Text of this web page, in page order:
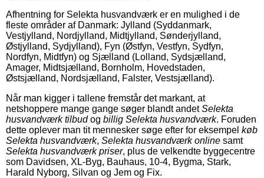
Afhentning for Selekta husvandværk er en mulighed i de
fleste områder af Danmark: Jylland (Syddanmark,
Vestjylland, Nordjylland, Midtjylland, Sønderjylland,
Østjylland, Sydjylland), Fyn (Østfyn, Vestfyn, Sydfyn,
Nordfyn, Midtfyn) og Sjælland (Lolland, Sydsjælland,
Amager, Midtsjælland, Bornholm, Hovedstaden,
Østsjælland, Nordsjælland, Falster, Vestsjælland).
Når man kigger i tallene fremstår det markant, at
netshoppere mange gange søger blandt andetSelekta
husvandværk tilbudog billig Selekta husvandværk. Foruden
dette oplever man tit mennesker søge efter for eksempel køb
Selekta husvandværk, Selekta husvandværk online samt
Selekta husvandværk priser, plus de velkendte byggecentre
som Davidsen, XL-Byg, Bauhaus, 10-4, Bygma, Stark,
Harald Nyborg, Silvan og Jem og Fix.